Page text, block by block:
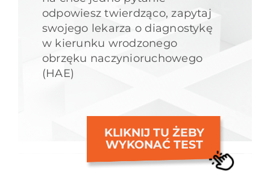
odpowiesz twierdząco, zapytaj
swojego lekarza o diagnostykę
w kierunku wrodzonego
obrzęku naczynioruchowego
(HAE)
KLIKNIJ TU ŻEBY
WYKONAĆ TEST